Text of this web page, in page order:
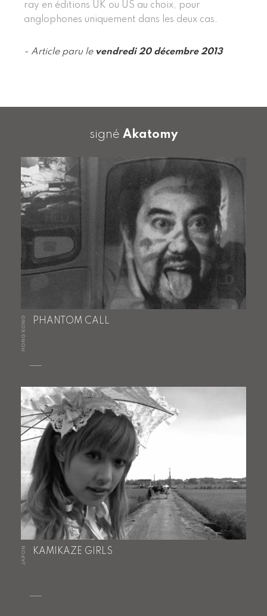
ray en éditions UK ou US au choix, pour
anglophones uniquement dans les deux cas.
- Article paru le vendredi 20 décembre 2013
signé Akatomy
HONG KONG PHANTOM CALL
JAPON KAMIKAZE GIRLS